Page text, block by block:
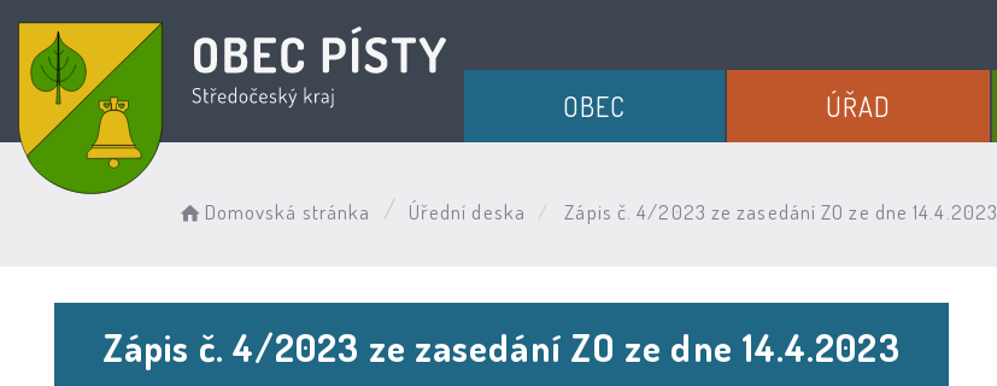
OBEC ÚŘAD
Domovská stránka Úřední deska Zápis č. 4/2023 ze zasedání ZO ze dne 14.4.2023
Zápis č. 4/2023 ze zasedání ZO ze dne 14.4.2023